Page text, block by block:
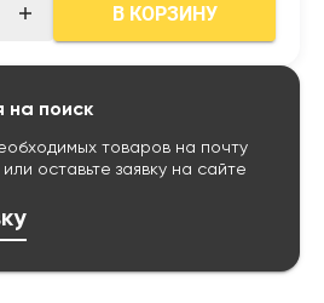
В КОРЗИНУ
на поиск
товаров на почту
или оставьте заявку на сайте